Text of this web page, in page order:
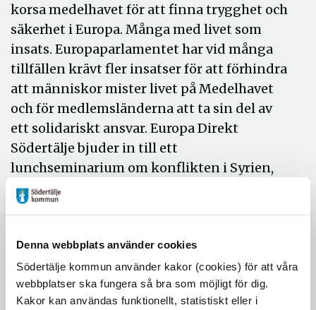
Denna webbplats använder cookies
Södertälje kommun använder kakor (cookies) för att våra
webbplatser ska fungera så bra som möjligt för dig.
Kakor kan användas funktionellt, statistiskt eller i
korsa medelhavet för att finna trygghet och
säkerhet i Europa. Många med livet som
insats. Europaparlamentet har vid många
tillfällen krävt fler insatser för att förhindra
att människor mister livet på Medelhavet
och för medlemsländerna att ta sin del av
ett solidariskt ansvar. Europa Direkt
Södertälje bjuder in till ett
lunchseminarium om konflikten i Syrien,
det humanitära arbetet och EU:s roll och
ansvar i denna viktiga fråga.
utrikeskorrespondent vid Sveriges Radio
som rapporterat från bland annat Ryssland,
forna Sovjetstater, Balkan, Mellanöstern,